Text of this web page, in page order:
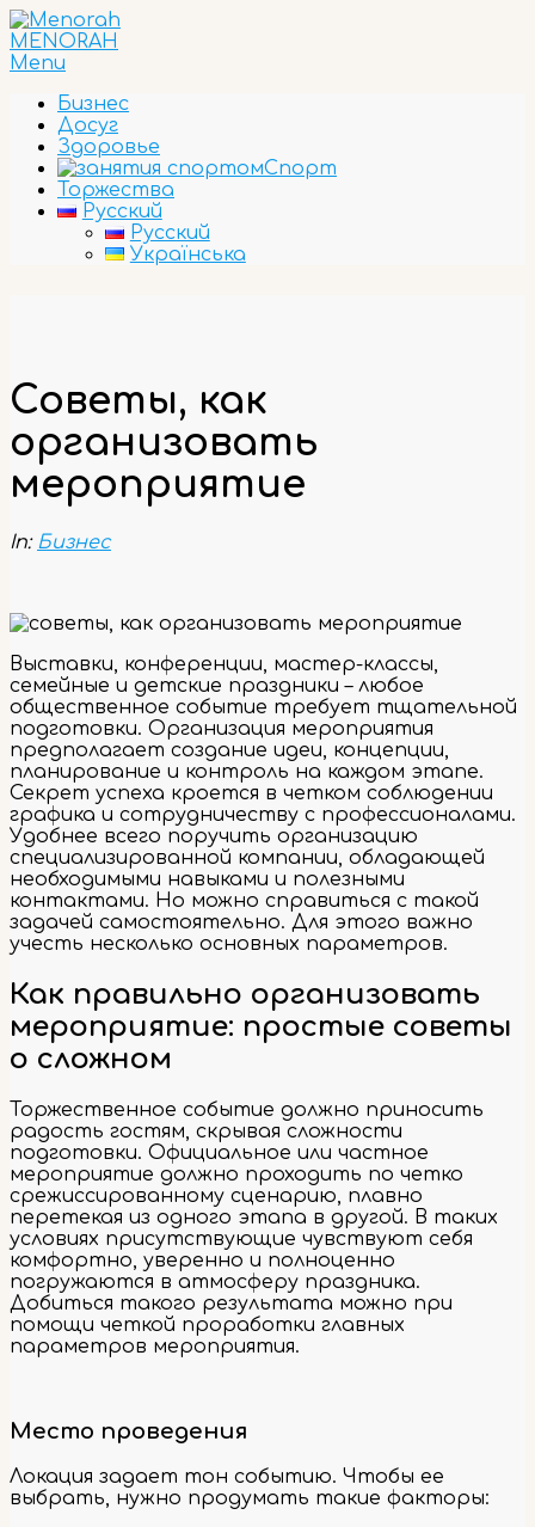
Skip
to
content
MENORAH
Primary
Menu
Menu
Бизнес
Досуг
Здоровье
Спорт
Торжества
Русский
Русский
Українська
Советы, как
организовать
мероприятие
In: Бизнес
Выставки, конференции, мастер-классы,
семейные и детские праздники – любое
общественное событие требует тщательной
подготовки. Организация мероприятия
предполагает создание идеи, концепции,
планирование и контроль на каждом этапе.
Секрет успеха кроется в четком соблюдении
графика и сотрудничеству с профессионалами.
Удобнее всего поручить организацию
специализированной компании, обладающей
необходимыми навыками и полезными
контактами. Но можно справиться с такой
задачей самостоятельно. Для этого важно
учесть несколько основных параметров.
Как правильно организовать
мероприятие: простые советы
о сложном
Торжественное событие должно приносить
радость гостям, скрывая сложности
подготовки. Официальное или частное
мероприятие должно проходить по четко
срежиссированному сценарию, плавно
перетекая из одного этапа в другой. В таких
условиях присутствующие чувствуют себя
комфортно, уверенно и полноценно
погружаются в атмосферу праздника.
Добиться такого результата можно при
помощи четкой проработки главных
параметров мероприятия.
Место проведения
Локация задает тон событию. Чтобы ее
выбрать, нужно продумать такие факторы: